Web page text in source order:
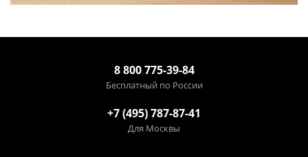
8 800 775-39-84
Бесплатный по России
+7 (495) 787-87-41
Для Москвы